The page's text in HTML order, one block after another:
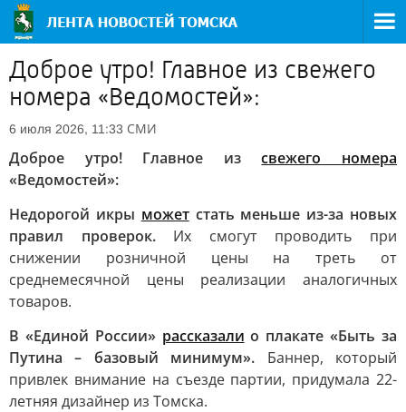
Доброе утро! Главное из свежего
номера «Ведомостей»:
6 июля 2026, 11:33 СМИ
Доброе утро! Главное изсвежего номера
«Ведомостей»:
Недорогой икры можетстать меньше из-за новых
правил проверок. Их смогут проводить при
снижении розничной цены на треть от
среднемесячной цены реализации аналогичных
товаров.
В «Единой России» рассказали о плакате «Быть за
Путина – базовый минимум». Баннер, который
привлек внимание на съезде партии, придумала 22-
летняя дизайнер из Томска.